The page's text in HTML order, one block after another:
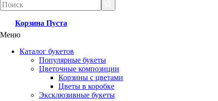
Корзина Пуста
Меню
Каталог букетов
Популярные букеты
Цветочные композиции
Корзины с цветами
Цветы в коробке
Эксклюзивные букеты